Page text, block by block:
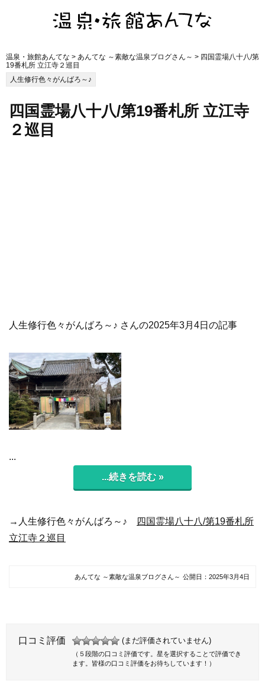
温泉・旅館あんてな > あんてな ～素敵な温泉ブログさん～ > 四国霊場八十八/第
19番札所 立江寺２巡目
人生修行色々がんばろ～♪
四国霊場八十八/第19番札所 立江寺
２巡目
人生修行色々がんばろ～♪ さんの2025年3月4日の記事
...
...続きを読む »
→人生修行色々がんばろ～♪
四国霊場八十八/第19番札所
立江寺２巡目
あんてな ～素敵な温泉ブログさん～ 公開日： 2025年3月4日
口コミ評価 (まだ評価されていません)
（５段階の口コミ評価です。星を選択することで評価でき
ます。皆様の口コミ評価をお待ちしています！）